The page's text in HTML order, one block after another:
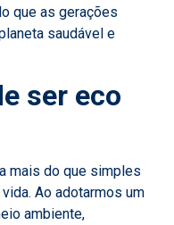
que as gerações
saudável e
ser eco
mais do que simples
Ao adotarmos um
ambiente,